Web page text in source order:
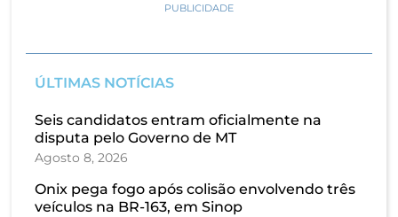
PUBLICIDADE
ÚLTIMAS NOTÍCIAS
Seis candidatos entram oficialmente na
disputa pelo Governo de MT
Agosto 8, 2026
Onix pega fogo após colisão envolvendo três
veículos na BR-163, em Sinop